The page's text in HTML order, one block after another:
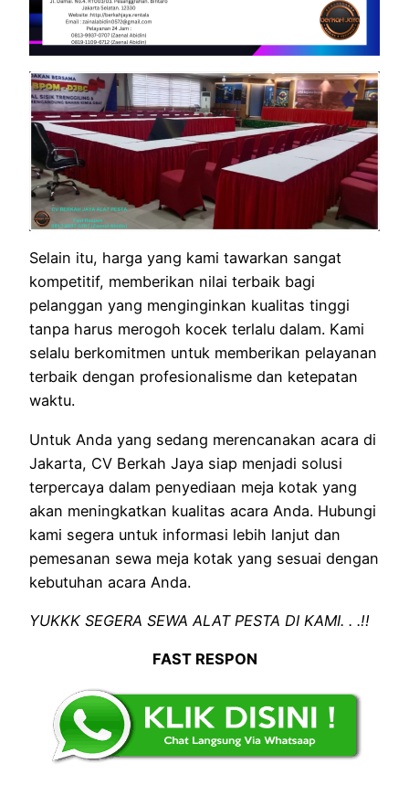
Selain itu, harga yang kami tawarkan sangat
kompetitif, memberikan nilai terbaik bagi
pelanggan yang menginginkan kualitas tinggi
tanpa harus merogoh kocek terlalu dalam. Kami
selalu berkomitmen untuk memberikan pelayanan
terbaik dengan profesionalisme dan ketepatan
waktu.
Untuk Anda yang sedang merencanakan acara di
Jakarta, CV Berkah Jaya siap menjadi solusi
terpercaya dalam penyediaan meja kotak yang
akan meningkatkan kualitas acara Anda. Hubungi
kami segera untuk informasi lebih lanjut dan
pemesanan sewa meja kotak yang sesuai dengan
kebutuhan acara Anda.
YUKKK SEGERA SEWA ALAT PESTA DI KAMI. . .!!
FAST RESPON